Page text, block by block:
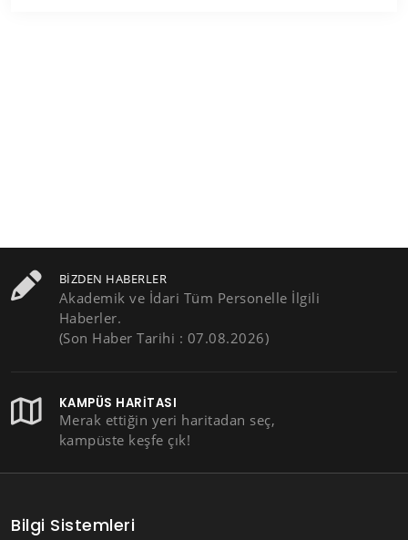
BIZDEN HABERLER
Akademik ve İdari Tüm Personelle İlgili
Haberler.
(Son Haber Tarihi : 07.08.2026)
KAMPÜS HARITASI
Merak ettiğin yeri haritadan seç,
kampüste keşfe çık!
Bilgi Sistemleri